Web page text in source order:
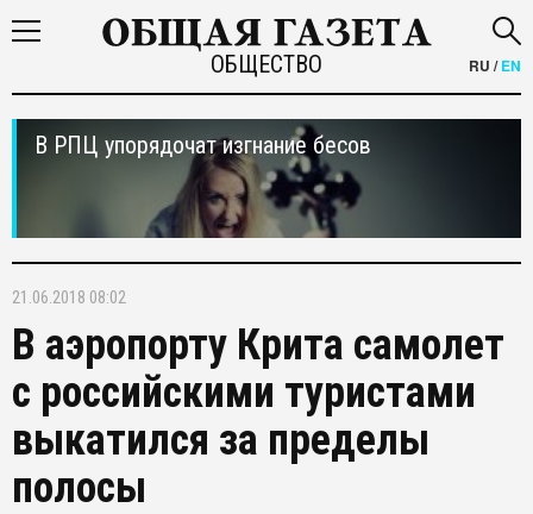
ОБЩЕСТВО RU /EN
В РПЦ упорядочат изгнание бесов
21.06.2018 08:02
В аэропорту Крита самолет
с российскими туристами
выкатился за пределы
полосы